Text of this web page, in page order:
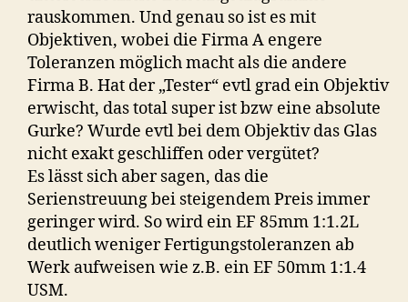
rauskommen. Und genau so ist es mit
Objektiven, wobei die Firma A engere
Toleranzen möglich macht als die andere
Firma B. Hat der „Tester“ evtl grad ein Objektiv
erwischt, das total super ist bzw eine absolute
Gurke? Wurde evtl bei dem Objektiv das Glas
nicht exakt geschliffen oder vergütet?
Es lässt sich aber sagen, das die
Serienstreuung bei steigendem Preis immer
geringer wird. So wird ein EF 85mm 1:1.2L
deutlich weniger Fertigungstoleranzen ab
Werk aufweisen wie z.B. ein EF 50mm 1:1.4
USM.